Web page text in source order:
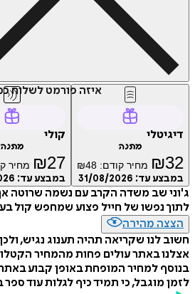
איזה פורמט לשלוח
דיגיטלי
מתנה
₪32 מחיר קודם: ₪48
במבצע עד: 31/08/2026
קולי
מתנה
₪27 מחיר
במבצע עד:
ג'וני שב משדה הקרב עם נשמה שרוטה
לתוך נפשו של חייל פצוע שמחפש קול
הצצה מהירה
חשוב לנו שקריאה תהיה תענוג נגיש,
אצלנו באתר עולים פחות מהמחיר
בנוסף למחיר המופחת באופן קבוע
לזמן מוגבל, כי תמיד כיף לגלות עוד